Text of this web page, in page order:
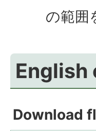
の範囲
English
Download